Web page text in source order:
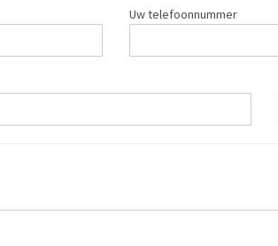
Uw telefoonnummer